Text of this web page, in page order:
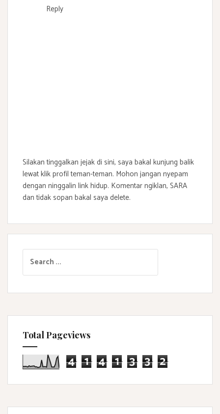
Reply
Silakan tinggalkan jejak di sini, saya bakal kunjung balik
lewat klik profil teman-teman. Mohon jangan nyepam
dengan ninggalin link hidup. Komentar ngiklan, SARA
dan tidak sopan bakal saya delete.
a
r
h
o
r
Total Pageviews
4 1 4 1 3 3 2